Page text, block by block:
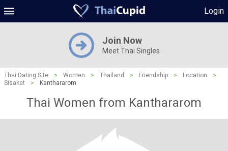
Login
Join Now
Meet Thai Singles
Thai Dating Site > Women > Thailand > Friendship > Location
>
Sisaket
> Kanthararom
Thai Women from Kanthararom